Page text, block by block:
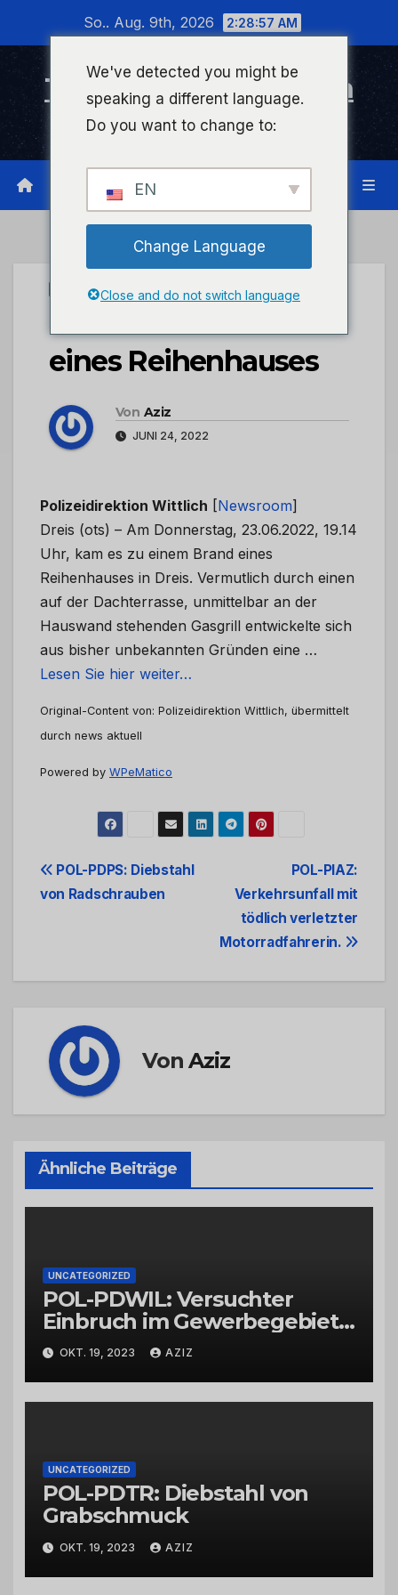
wechseln
So.. Aug. 9th, 2026 2:28:57 AM
Timeline Bad Kreuznach
Infonetzwerk für Bad Kreuznach
UNCATEGORIZED
POL-PDWIL: Brand
eines Reihenhauses
Von Aziz
JUNI 24, 2022
Polizeidirektion Wittlich [Newsroom]
Dreis (ots) – Am Donnerstag, 23.06.2022, 19.14
Uhr, kam es zu einem Brand eines
Reihenhauses in Dreis. Vermutlich durch einen
auf der Dachterrasse, unmittelbar an der
Hauswand stehenden Gasgrill entwickelte sich
aus bisher unbekannten Gründen eine …
Lesen Sie hier weiter…
Original-Content von: Polizeidirektion Wittlich, übermittelt
durch news aktuell
Powered by WPeMatico
Beitrags-
POL-PIAZ:
Verkehrsunfall mit
tödlich verletzter
Motorradfahrerin.
POL-PDPS: Diebstahl
von Radschrauben
VonAziz
Ähnliche Beiträge
UNCATEGORIZED
POL-PDWIL: Versuchter
Einbruch im Gewerbegebiet
Wittlich
OKT. 19, 2023 AZIZ
UNCATEGORIZED
POL-PDTR: Diebstahl von
Grabschmuck
OKT. 19, 2023 AZIZ
We've detected you might be
speaking a different language.
Do you want to change to:
EN
Change Language
Close and do not switch language